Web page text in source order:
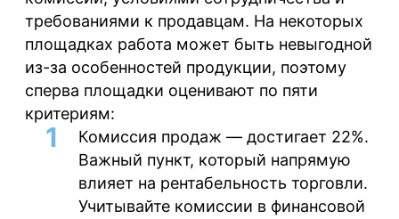
требованиями к продавцам. На некоторых
площадках работа может быть невыгодной
из-за особенностей продукции, поэтому
сперва площадки оценивают по пяти
критериям:
Комиссия продаж — достигает 22%.
Важный пункт, который напрямую
влияет на рентабельность торговли.
Учитывайте комиссии в финансовой